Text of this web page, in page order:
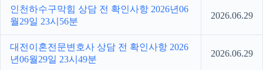
인천하수구막힘 상담 전 확인사항 2026년06
월29일 23시56분
2026.06.29
대전이혼전문변호사 상담 전 확인사항 2026
년06월29일 23시49분
2026.06.29